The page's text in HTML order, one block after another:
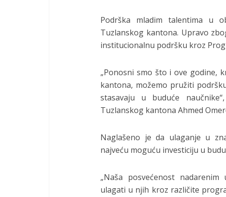
Podrška mladim talentima u
Tuzlanskog kantona. Upravo
institucionalnu podršku kroz
„Ponosni smo što i ove godine,
kantona, možemo pružiti
stasavaju u buduće
Tuzlanskog kantona Ahmed
Naglašeno je da ulaganje u
najveću moguću investiciju u
„Naša posvećenost
ulagati u njih kroz različite